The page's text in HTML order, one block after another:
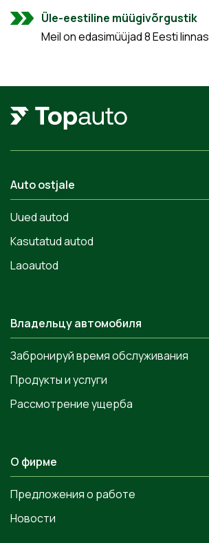
Üle-eestiline müügivõrgustik
Meil on edasimüüjad 8 Eesti linnas
Auto ostjale
Uued autod
Kasutatud autod
Laoautod
Владельцу автомобиля
Забронируй время обслуживания
Продукты и услуги
Рассмотрение ущерба
О фирме
Предложения о работе
Новости